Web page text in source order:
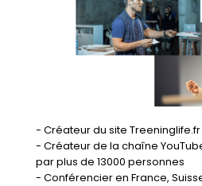
- Créateur du site Treeninglife.fr
- Créateur de la chaîne
par plus de 13000 personnes
- Conférencier en France,